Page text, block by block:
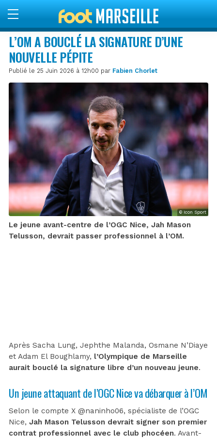
L’OM A BOUCLÉ LA SIGNATURE D’UNE
NOUVELLE PÉPITE
Publié le 25 Juin 2026 à 12h00 par Fabien Chorlet
© Icon Sport
Le jeune avant-centre de l’OGC Nice, Jah Mason
Telusson, devrait passer professionnel à l’OM.
Après Sacha Lung, Jephthe Malanda, Osmane N’Diaye
et Adam El Boughlamy, l’Olympique de Marseille
aurait bouclé la signature libre d’un nouveau jeune.
Un jeune attaquant de l’OGC Nice va débarquer à l’OM
Selon le compte X @naninho06, spécialiste de l’OGC
Nice, Jah Mason Telusson devrait signer son premier
contrat professionnel avec le club phocéen. Avant-